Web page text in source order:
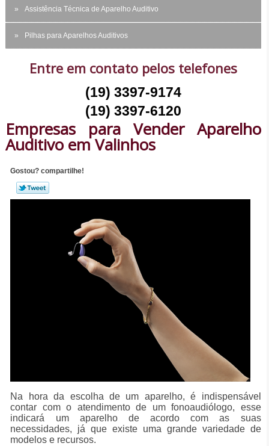
Assistência Técnica de Aparelho Auditivo
Pilhas para Aparelhos Auditivos
Entre em contato pelos telefones
(19) 3397-9174
(19) 3397-6120
Empresas para Vender Aparelho
Auditivo em Valinhos
Gostou? compartilhe!
Na hora da escolha de um aparelho, é indispensável
contar com o atendimento de um fonoaudiólogo, esse
indicará um aparelho de acordo com as suas
necessidades, já que existe uma grande variedade de
modelos e recursos.